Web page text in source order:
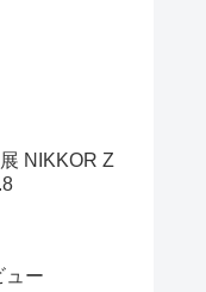
NIKKOR Z
ュー